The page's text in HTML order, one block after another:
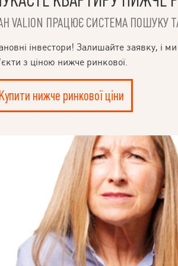
VALION ПРАЦЮЄ СИСТЕМА ПОШУКУ
інвестори! Залишайте заявку, і
з ціною нижче ринкової.
Купити нижче ринкової ціни